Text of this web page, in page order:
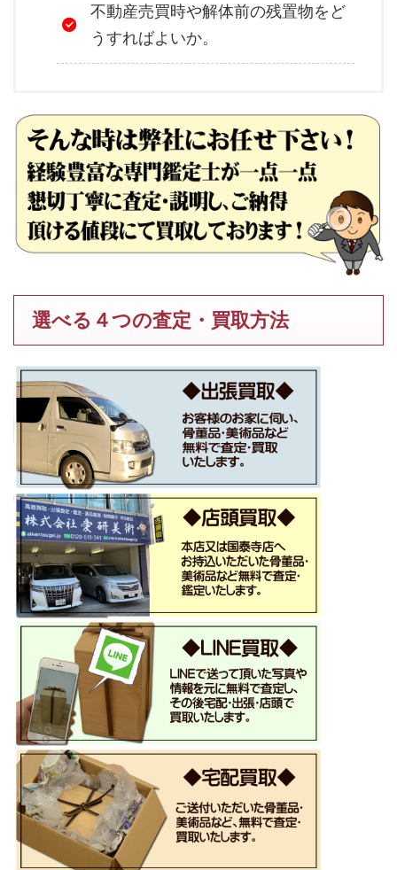
不動産売買時や解体前の残置物をど
うすればよいか。
選べる４つの査定・買取方法